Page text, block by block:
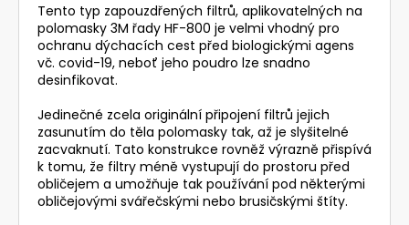
Tento typ zapouzdřených filtrů, aplikovatelných na
polomasky 3M řady HF-800 je velmi vhodný pro
ochranu dýchacích cest před biologickými agens
vč. covid-19, neboť jeho poudro lze snadno
desinfikovat.
Jedinečné zcela originální připojení filtrů jejich
zasunutím do těla polomasky tak, až je slyšitelné
zacvaknutí. Tato konstrukce rovněž výrazně přispívá
k tomu, že filtry méně vystupují do prostoru před
obličejem a umožňuje tak používání pod některými
obličejovými svářečskými nebo brusičskými štíty.